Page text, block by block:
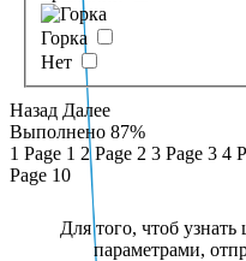
Горка
Нет
Назад Далее
Выполнено 87%
1 Page 1 2 Page 2 3 Page 3 4
Page 10
Для того, чтоб
параметрами,